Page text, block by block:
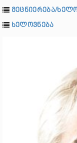
მეცნიერება/
ხელოვნება